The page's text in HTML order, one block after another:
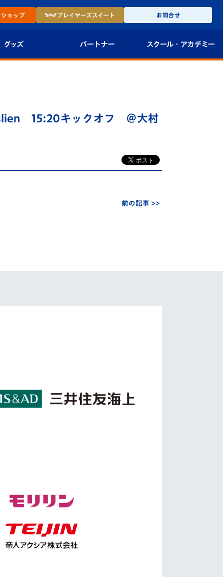
ショップ プレイヤーズスイート お問合せ
グッズ パートナー
法人限定 VIP BOX
スクール・ アカデミー
U-15
スクール
15:20キックオフ ＠大村
前の記事 >>